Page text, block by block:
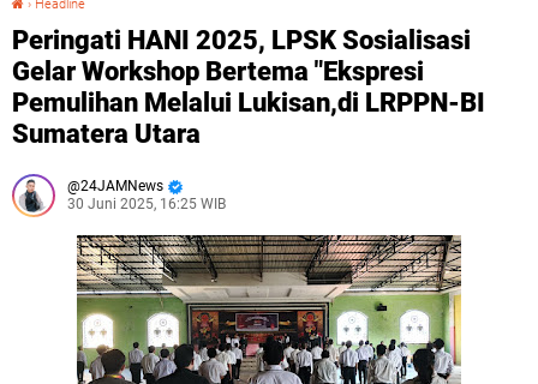
› Headline
Peringati HANI 2025, LPSK Sosialisasi
Gelar Workshop Bertema "Ekspresi
Pemulihan Melalui Lukisan,di LRPPN-BI
Sumatera Utara
24JAMNews
30 Juni 2025, 16:25 WIB